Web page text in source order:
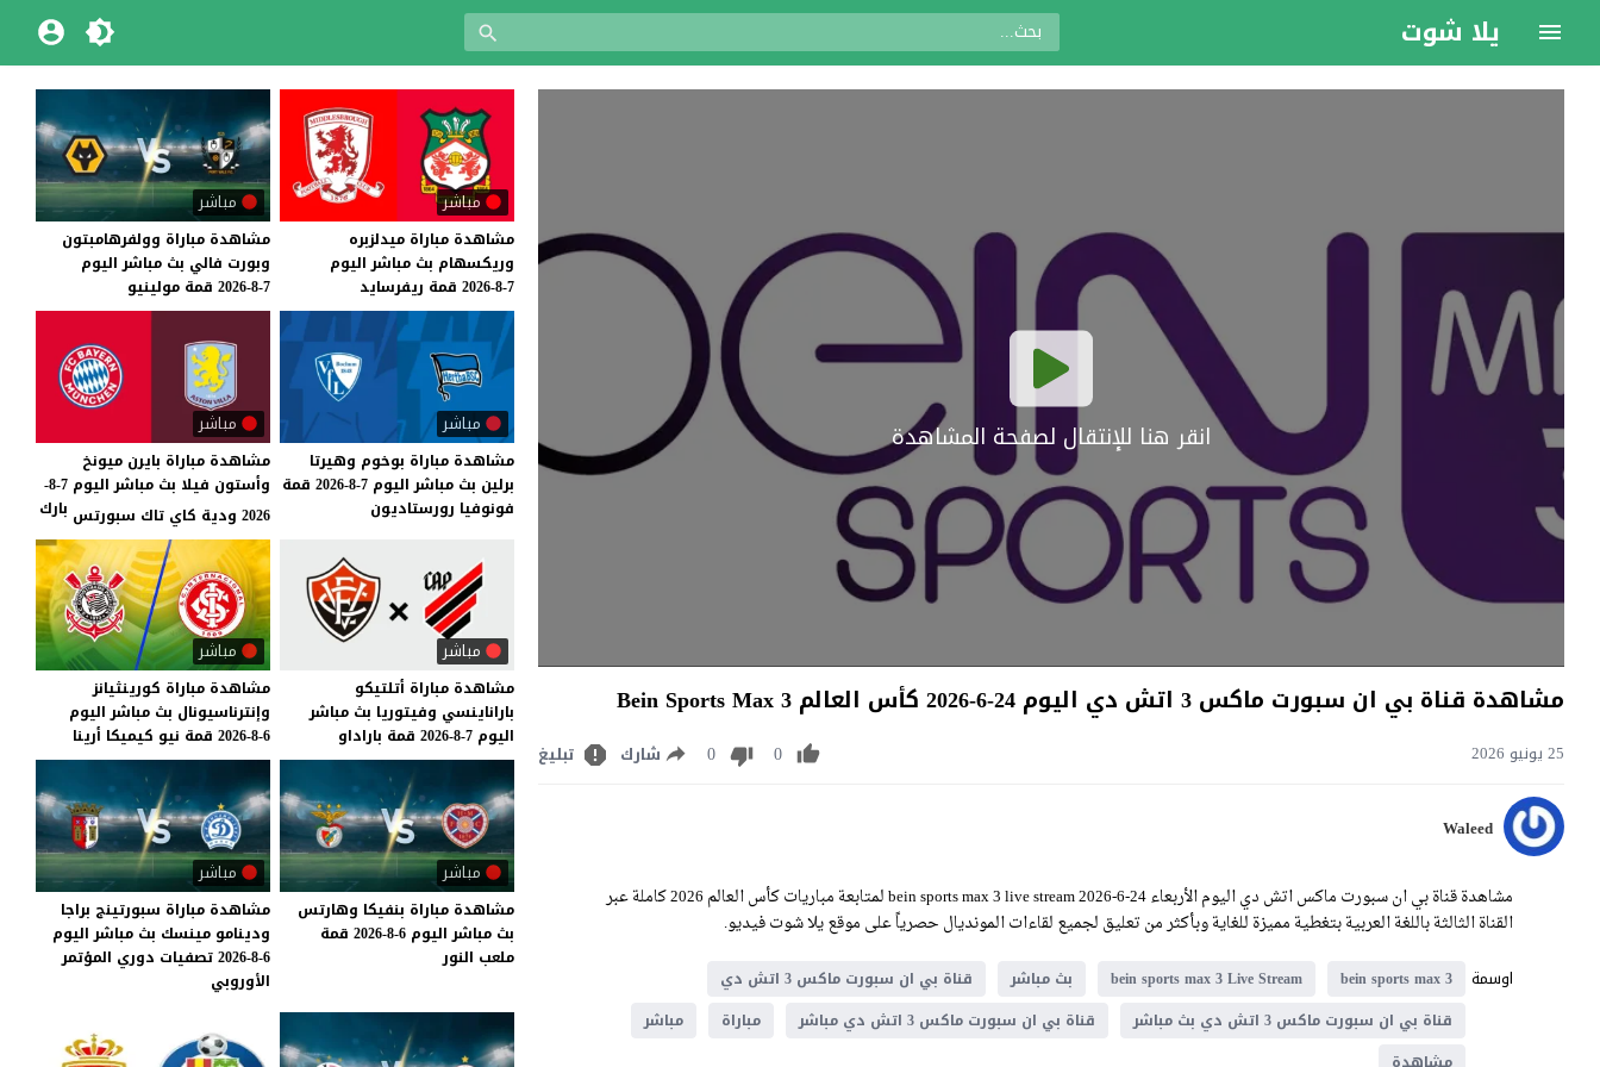
يلا شوت
انقر هنا للإنتقال لصفحة المشاهدة
مشاهدة قناة بي ان سبورت ماكس 3 اتش دي اليوم 24-6-2026 كأس العالم Bein Sports Max 3
25 يونيو 2026 0
0 شارك تبليغ
Waleed
مشاهدة قناة بي ان سبورت ماكس اتش دي اليوم الأربعاء 24-6-2026 bein sports max 3 live stream لمتابعة مباريات كأس العالم 2026 كاملة عبر
القناة الثالثة باللغة العربية بتغطية مميزة للغاية وبأكثر من تعليق لجميع لقاءات المونديال حصرياً على موقع يلا شوت فيديو.
اوسمة
bein sports max 3
bein sports max 3 Live Stream بث مباشر
قناة بي ان سبورت ماكس 3 اتش دي
قناة بي ان سبورت ماكس 3 اتش دي بث مباشر
قناة بي ان سبورت ماكس 3 اتش دي مباشر مباراة
مباشر
مباشر
مشاهدة مباراة ميدلزبره
وريكسهام بث مباشر اليوم
7-8-2026
قمة ريفرسايد
مباشر
مشاهدة مباراة وولفرهامبتون
وبورت فالي بث مباشر اليوم
7-8-2026
قمة مولينيو
مباشر
مشاهدة مباراة بوخوم وهيرتا
برلين بث مباشر اليوم 7-8-2026
قمة
فونوفيا رورستاديون
مباشر
مشاهدة مباراة بايرن ميونخ
وأستون فيلا بث مباشر اليوم 7-8-
2026 ودية كاي تاك سبورتس
بارك
مباشر
مشاهدة مباراة أتلتيكو
باراناينسي وفيتوريا بث مباشر
اليوم 7-8-2026 قمة باراداو
مباشر
مشاهدة مباراة كورينثيانز
وإنترناسيونال بث مباشر اليوم
6-8-2026
قمة نيو كيميكا أرينا
مباشر
مشاهدة مباراة بنفيكا وهارتس
بث مباشر اليوم 6-8-2026
قمة
ملعب النور
مباشر
مشاهدة مباراة سبورتينج براجا
ودينامو مينسك بث مباشر اليوم
6-8-2026 تصفيات دوري المؤتمر
الأوروبي